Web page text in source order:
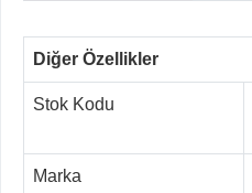
Diğer Özellikler
Stok Kodu
Marka